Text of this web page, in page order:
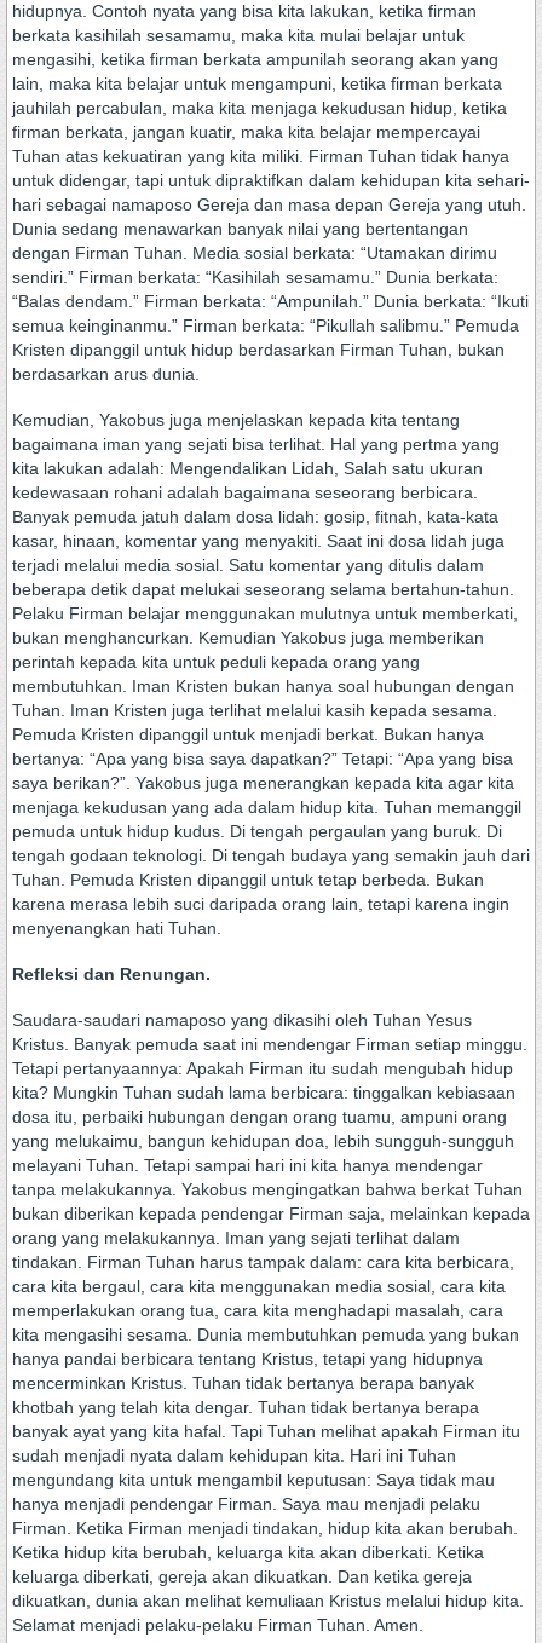
hidupnya. Contoh nyata yang bisa kita lakukan, ketika firman
berkata kasihilah sesamamu, maka kita mulai belajar untuk
mengasihi, ketika firman berkata ampunilah seorang akan yang
lain, maka kita belajar untuk mengampuni, ketika firman berkata
jauhilah percabulan, maka kita menjaga kekudusan hidup, ketika
firman berkata, jangan kuatir, maka kita belajar mempercayai
Tuhan atas kekuatiran yang kita miliki. Firman Tuhan tidak hanya
untuk didengar, tapi untuk dipraktifkan dalam kehidupan kita sehari-
hari sebagai namaposo Gereja dan masa depan Gereja yang utuh.
Dunia sedang menawarkan banyak nilai yang bertentangan
dengan Firman Tuhan. Media sosial berkata: “Utamakan dirimu
sendiri.” Firman berkata: “Kasihilah sesamamu.” Dunia berkata:
“Balas dendam.” Firman berkata: “Ampunilah.” Dunia berkata: “Ikuti
semua keinginanmu.” Firman berkata: “Pikullah salibmu.” Pemuda
Kristen dipanggil untuk hidup berdasarkan Firman Tuhan, bukan
berdasarkan arus dunia.
Kemudian, Yakobus juga menjelaskan kepada kita tentang
bagaimana iman yang sejati bisa terlihat. Hal yang pertma yang
kita lakukan adalah: Mengendalikan Lidah, Salah satu ukuran
kedewasaan rohani adalah bagaimana seseorang berbicara.
Banyak pemuda jatuh dalam dosa lidah: gosip, fitnah, kata-kata
kasar, hinaan, komentar yang menyakiti. Saat ini dosa lidah juga
terjadi melalui media sosial. Satu komentar yang ditulis dalam
beberapa detik dapat melukai seseorang selama bertahun-tahun.
Pelaku Firman belajar menggunakan mulutnya untuk memberkati,
bukan menghancurkan. Kemudian Yakobus juga memberikan
perintah kepada kita untuk peduli kepada orang yang
membutuhkan. Iman Kristen bukan hanya soal hubungan dengan
Tuhan. Iman Kristen juga terlihat melalui kasih kepada sesama.
Pemuda Kristen dipanggil untuk menjadi berkat. Bukan hanya
bertanya: “Apa yang bisa saya dapatkan?” Tetapi: “Apa yang bisa
saya berikan?”. Yakobus juga menerangkan kepada kita agar kita
menjaga kekudusan yang ada dalam hidup kita. Tuhan memanggil
pemuda untuk hidup kudus. Di tengah pergaulan yang buruk. Di
tengah godaan teknologi. Di tengah budaya yang semakin jauh dari
Tuhan. Pemuda Kristen dipanggil untuk tetap berbeda. Bukan
karena merasa lebih suci daripada orang lain, tetapi karena ingin
menyenangkan hati Tuhan.
Refleksi dan Renungan.
Saudara-saudari namaposo yang dikasihi oleh Tuhan Yesus
Kristus. Banyak pemuda saat ini mendengar Firman setiap minggu.
Tetapi pertanyaannya: Apakah Firman itu sudah mengubah hidup
kita? Mungkin Tuhan sudah lama berbicara: tinggalkan kebiasaan
dosa itu, perbaiki hubungan dengan orang tuamu, ampuni orang
yang melukaimu, bangun kehidupan doa, lebih sungguh-sungguh
melayani Tuhan. Tetapi sampai hari ini kita hanya mendengar
tanpa melakukannya. Yakobus mengingatkan bahwa berkat Tuhan
bukan diberikan kepada pendengar Firman saja, melainkan kepada
orang yang melakukannya. Iman yang sejati terlihat dalam
tindakan. Firman Tuhan harus tampak dalam: cara kita berbicara,
cara kita bergaul, cara kita menggunakan media sosial, cara kita
memperlakukan orang tua, cara kita menghadapi masalah, cara
kita mengasihi sesama. Dunia membutuhkan pemuda yang bukan
hanya pandai berbicara tentang Kristus, tetapi yang hidupnya
mencerminkan Kristus. Tuhan tidak bertanya berapa banyak
khotbah yang telah kita dengar. Tuhan tidak bertanya berapa
banyak ayat yang kita hafal. Tapi Tuhan melihat apakah Firman itu
sudah menjadi nyata dalam kehidupan kita. Hari ini Tuhan
mengundang kita untuk mengambil keputusan: Saya tidak mau
hanya menjadi pendengar Firman. Saya mau menjadi pelaku
Firman. Ketika Firman menjadi tindakan, hidup kita akan berubah.
Ketika hidup kita berubah, keluarga kita akan diberkati. Ketika
keluarga diberkati, gereja akan dikuatkan. Dan ketika gereja
dikuatkan, dunia akan melihat kemuliaan Kristus melalui hidup kita.
Selamat menjadi pelaku-pelaku Firman Tuhan. Amen.